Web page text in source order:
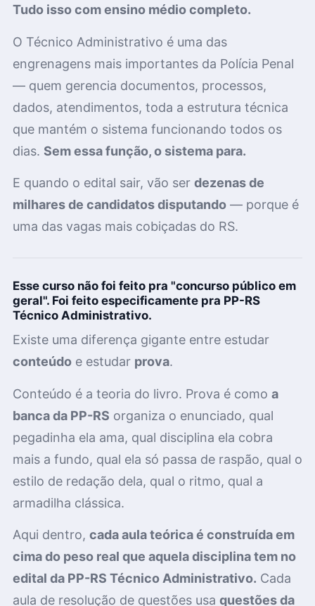
Tudo isso com ensino médio completo.
O Técnico Administrativo é uma das
engrenagens mais importantes da Polícia Penal
— quem gerencia documentos, processos,
dados, atendimentos, toda a estrutura técnica
que mantém o sistema funcionando todos os
dias. Sem essa função, o sistema para.
E quando o edital sair, vão ser dezenas de
milhares de candidatos disputando— porque é
uma das vagas mais cobiçadas do RS.
Esse curso não foi feito pra "concurso público em
geral". Foi feito especificamente pra PP-RS
Técnico Administrativo.
Existe uma diferença gigante entre estudar
conteúdoe estudar prova.
Conteúdo é a teoria do livro. Prova é como a
banca da PP-RS organiza o enunciado, qual
pegadinha ela ama, qual disciplina ela cobra
mais a fundo, qual ela só passa de raspão, qual o
estilo de redação dela, qual o ritmo, qual a
armadilha clássica.
Aqui dentro, cada aula teórica é construída em
cima do peso real que aquela disciplina tem no
edital da PP-RS Técnico Administrativo. Cada
aula de resolução de questões usa questões da